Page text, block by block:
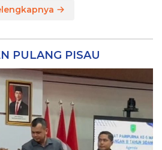
PULANG PISAU